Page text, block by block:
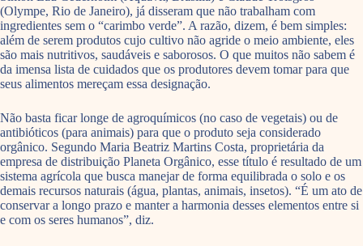
(Olympe, Rio de Janeiro), já disseram que não trabalham com
ingredientes sem o “carimbo verde”. A razão, dizem, é bem simples:
além de serem produtos cujo cultivo não agride o meio ambiente, eles
são mais nutritivos, saudáveis e saborosos. O que muitos não sabem é
da imensa lista de cuidados que os produtores devem tomar para que
seus alimentos mereçam essa designação.
Não basta ficar longe de agroquímicos (no caso de vegetais) ou de
antibióticos (para animais) para que o produto seja considerado
orgânico. Segundo Maria Beatriz Martins Costa, proprietária da
empresa de distribuição Planeta Orgânico, esse título é resultado de um
sistema agrícola que busca manejar de forma equilibrada o solo e os
demais recursos naturais (água, plantas, animais, insetos). “É um ato de
conservar a longo prazo e manter a harmonia desses elementos entre si
e com os seres humanos”, diz.